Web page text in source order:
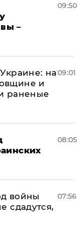
–
09:50
на
и
раненые
09:01
08:05
войны
сдадутся,
07:56